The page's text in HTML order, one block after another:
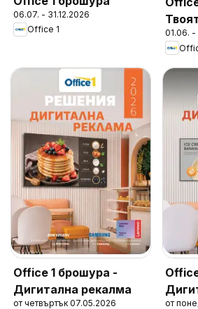
06.07. - 31.12.2026
Office 1
01.06. -
Office 1 брошура -
Дигитална рекалма
от четвъртък 07.05.2026
от